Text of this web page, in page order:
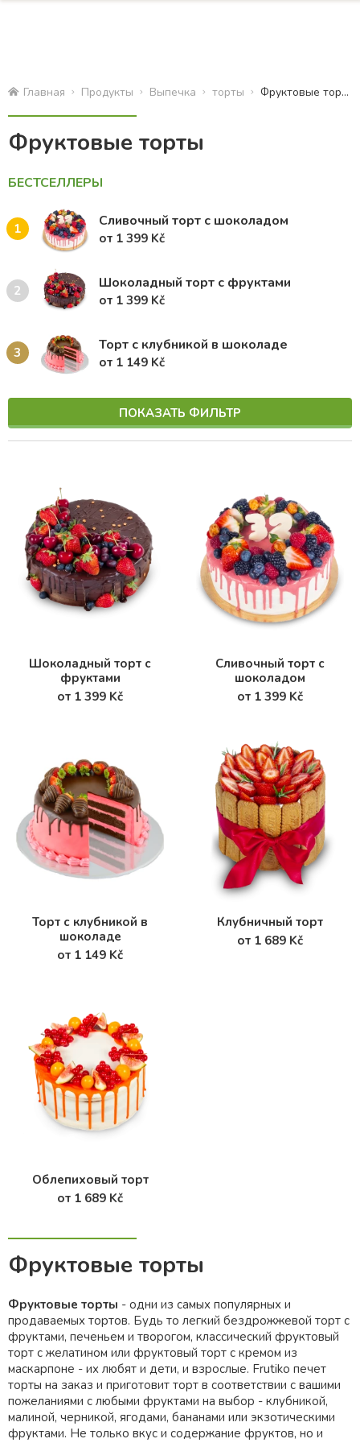
Главная Продукты Bыпечка торты Фруктовые торты
Фруктовые торты
БЕСТСЕЛЛЕРЫ
1 Сливочный торт с шоколадом
от 1 399 Kč
2 Шоколадный торт с фруктами
от 1 399 Kč
3 Торт с клубникой в шоколаде
от 1 149 Kč
ПОКАЗАТЬ ФИЛЬТР
Шоколадный торт с
фруктами
от 1 399 Kč
Сливочный торт с
шоколадом
от 1 399 Kč
Торт с клубникой в
шоколаде
от 1 149 Kč
Клубничный торт
от 1 689 Kč
Облепиховый торт
от 1 689 Kč
Фруктовые торты
Фруктовые торты - одни из самых популярных и
продаваемых тортов. Будь то легкий бездрожжевой торт с
фруктами, печеньем и творогом, классический фруктовый
торт с желатином или фруктовый торт с кремом из
маскарпоне - их любят и дети, и взрослые. Frutiko печет
торты на заказ и приготовит торт в соответствии с вашими
пожеланиями с любыми фруктами на выбор - клубникой,
малиной, черникой, ягодами, бананами или экзотическими
фруктами. Не только вкус и содержание фруктов, но и